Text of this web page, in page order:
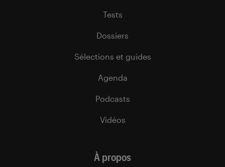
Tests
Dossiers
Sélections et guides
Agenda
Podcasts
Vidéos
À propos